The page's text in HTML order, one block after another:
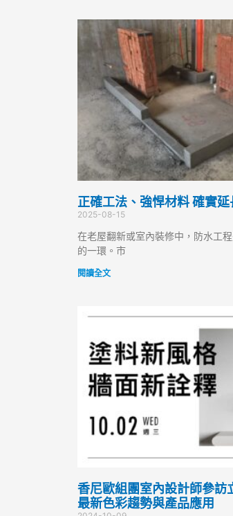
正確工法、強悍材料 確實
2025-08-15
在老屋翻新或室內裝修中，防水工
的一環。市
閱讀全文
香尼歐組團室內設計師參訪
最新色彩趨勢與產品應用